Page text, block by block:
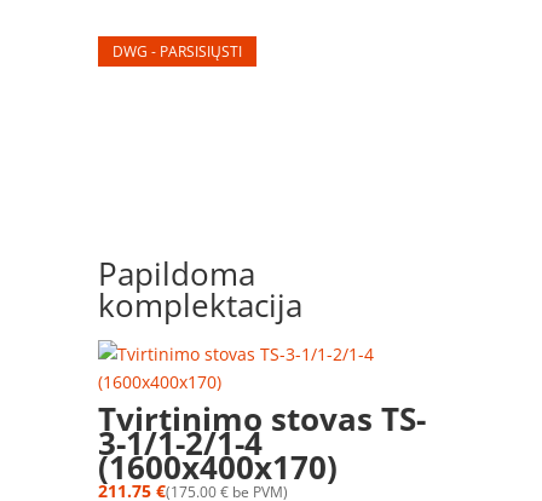
DWG - PARSISIŲSTI
Papildoma
komplektacija
Tvirtinimo stovas TS-
3-1/1-2/1-4
(1600x400x170)
211.75 € 175.00€ be PVM